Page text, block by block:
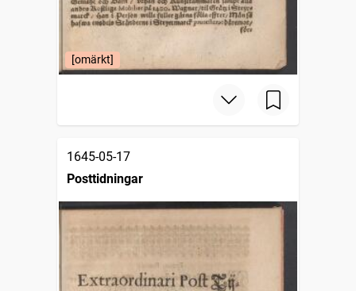
[omärkt]
1645-05-17
Posttidningar